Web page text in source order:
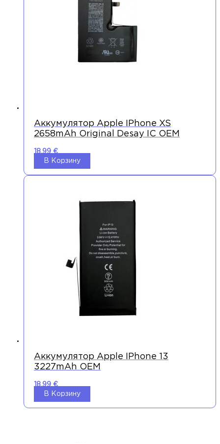
Аккумулятор Apple IPhone XS
2658mAh Original Desay IC OEM
18,99 €
В Корзину
Аккумулятор Apple IPhone 13
3227mAh OEM
18,99 €
В Корзину